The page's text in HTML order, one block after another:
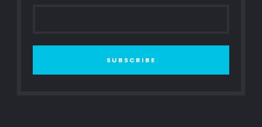
SUBSCRIBE